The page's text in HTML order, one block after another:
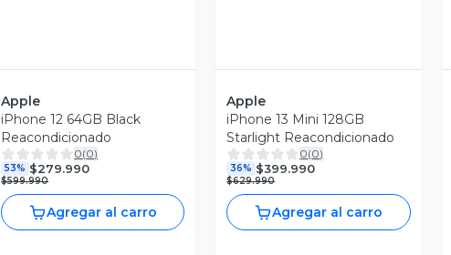
Apple
iPhone 12 64GB Black
Reacondicionado
0(0)
53% $279.990
$599.990
Agregar al carro
Apple
iPhone 13 Mini 128GB
Starlight Reacondicionado
0(0)
36% $399.990
$629.990
Agregar al carro